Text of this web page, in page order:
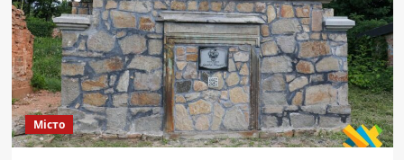
та
рекордсмен
Гіннеса
Косатий
–
чемпіони
півріччя!
Місто